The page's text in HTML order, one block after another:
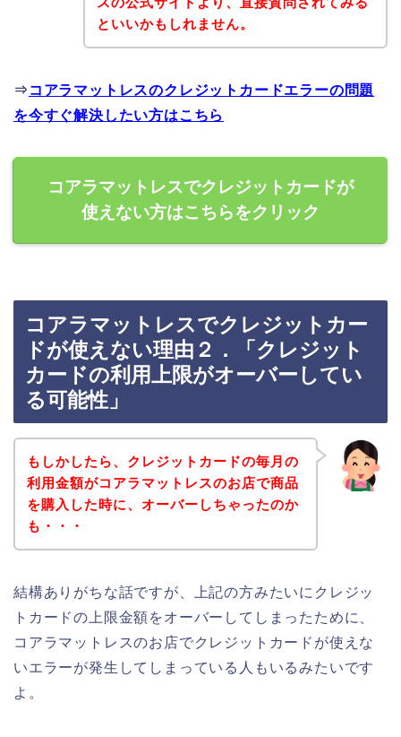
といいかもしれません。
⇒ コアラマットレスのクレジットカードエラーの問題
を今すぐ解決したい方はこちら
コアラマットレスでクレジットカードが
使えない方はこちらをクリック
コアラマットレスでクレジットカー
ドが使えない理由２．「クレジット
カードの利用上限がオーバーしてい
る可能性」
もしかしたら、クレジットカードの毎月の
利用金額がコアラマットレスのお店で商品
を購入した時に、オーバーしちゃったのか
も・・・
結構ありがちな話ですが、上記の方みたいにクレジッ
トカードの上限金額をオーバーしてしまったために、
コアラマットレスのお店でクレジットカードが使えな
いエラーが発生してしまっている人もいるみたいです
よ。